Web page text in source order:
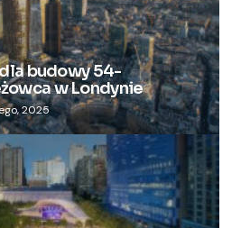
budowy 54-
w Londynie
2025